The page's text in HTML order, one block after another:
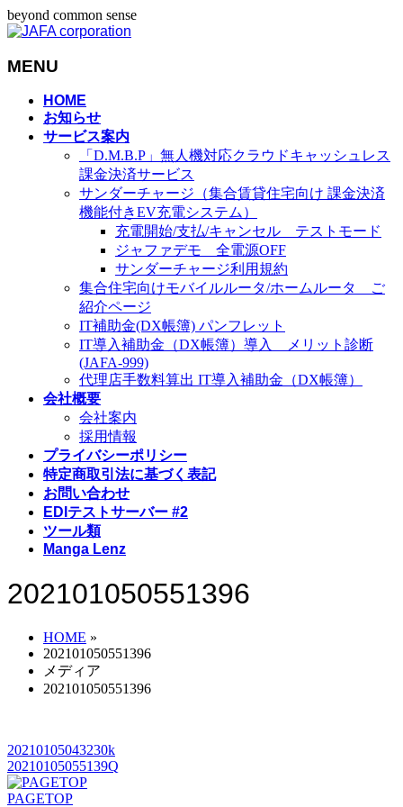
beyond common sense
MENU
HOME
お知らせ
サービス案内
「D.M.B.P」無人機対応クラウドキャッシュレス
課金決済サービス
サンダーチャージ（集合賃貸住宅向け 課金決済
機能付きEV充電システム）
充電開始/支払/キャンセル テストモード
ジャファデモ 全電源OFF
サンダーチャージ利用規約
集合住宅向けモバイルルータ/ホームルータ ご
紹介ページ
IT補助金(DX帳簿) パンフレット
IT導入補助金（DX帳簿）導入 メリット診断
(JAFA-999)
代理店手数料算出 IT導入補助金（DX帳簿）
会社概要
会社案内
採用情報
プライバシーポリシー
特定商取引法に基づく表記
お問い合わせ
EDIテストサーバー #2
ツール類
Manga Lenz
202101050551396
HOME »
202101050551396
メディア
202101050551396
20210105043230k
20210105055139Q
PAGETOP